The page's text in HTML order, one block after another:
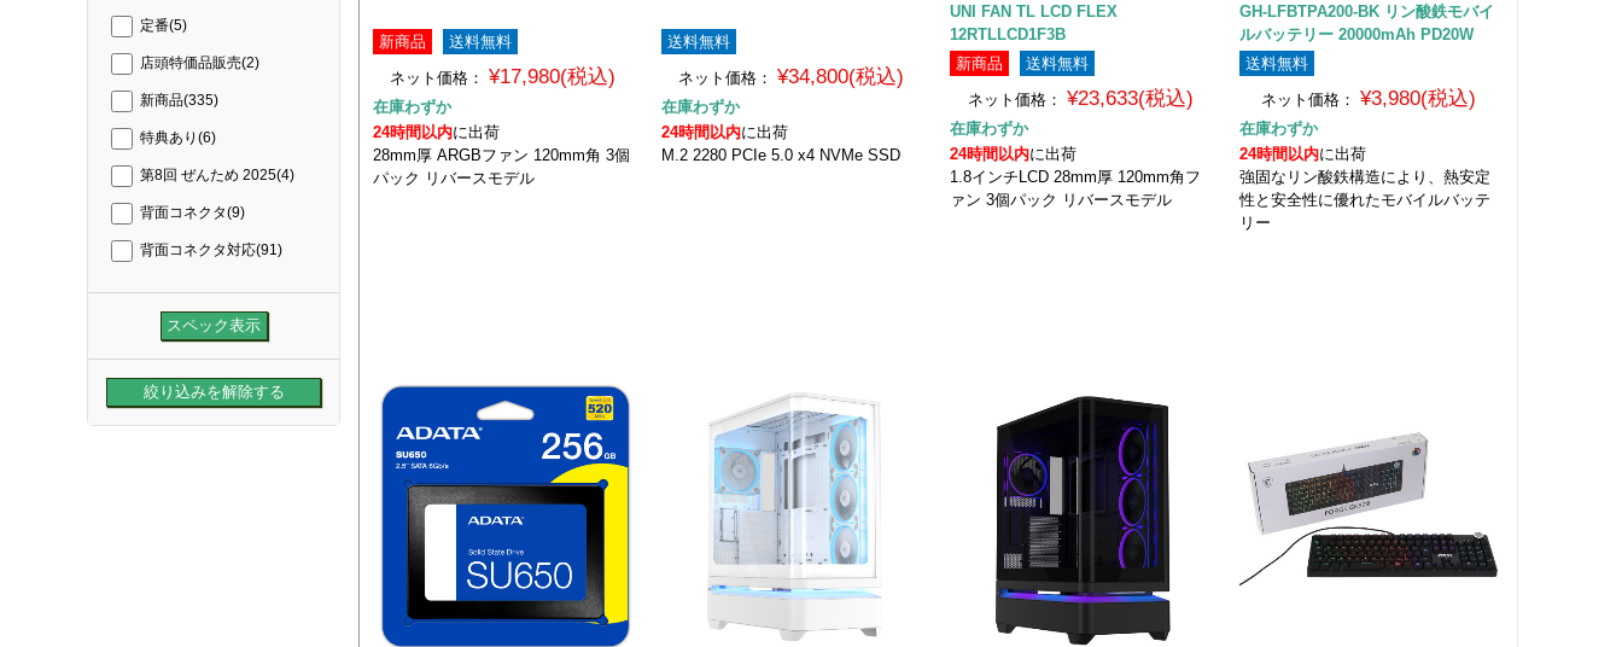
定番(5)
店頭特価品販売(2)
新商品(335)
特典あり (6)
第8回 ぜんため 2025(4)
背面コネクタ(9)
背面コネクタ対応(91)
新商品
送料無料
ネット価格：
¥17,980(税込)
在庫わずか
24時間以内に出荷
28mm厚 ARGBファン 120mm角 3個
パック リバースモデル
送料無料
ネット価格：
¥34,800(税込)
在庫わずか
24時間以内に出荷
M.2 2280 PCIe 5.0 x4 NVMe SSD
UNI FAN TL LCD FLEX
12RTLLCD1F3B
新商品
送料無料
ネット価格： ¥23,633(税込)
在庫わずか
24時間以内に出荷
1.8インチLCD 28mm厚 120mm角フ
ァン 3個パック リバースモデル
GH-LFBTPA200-BK リン酸鉄モバイ
ルバッテリー 20000mAh PD20W
送料無料
ネット価格：
¥3,980(税込)
在庫わずか
24時間以内に出荷
強固なリン酸鉄構造により、熱安定
性と安全性に優れたモバイルバッテ
リー